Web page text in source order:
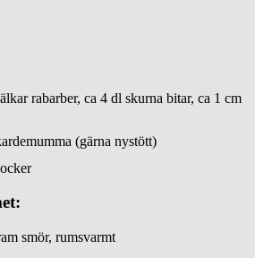
rabarber, ca 4 dl skurna bitar, ca 1 cm
(gärna nystött)
smör, rumsvarmt